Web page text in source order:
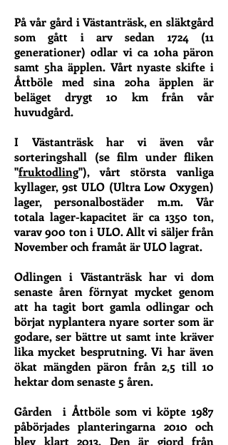
På vår gård i Västanträsk, en släktgård
som gått i arv sedan 1724 (11
generationer) odlar vi ca 10ha päron
samt 5ha äpplen. Vårt nyaste skifte i
Åttböle med sina 20ha äpplen är
beläget drygt 10 km från vår
huvudgård.
I Västanträsk har vi även vår
sorteringshall (se film under fliken
"fruktodling"), vårt största vanliga
kyllager, 9st ULO (Ultra Low Oxygen)
lager, personalbostäder m.m. Vår
totala lager-kapacitet är ca 1350 ton,
varav 900 ton i ULO. Allt vi säljer från
November och framåt är ULO lagrat.
Odlingen i Västanträsk har vi dom
senaste åren förnyat mycket genom
att ha tagit bort gamla odlingar och
börjat nyplantera nyare sorter som är
godare, ser bättre ut samt inte kräver
lika mycket besprutning. Vi har även
ökat mängden päron från 2,5 till 10
hektar dom senaste 5 åren.
Gården i Åttböle som vi köpte 1987
påbörjades planteringarna 2010 och
blev klart 2013. Den är gjord från